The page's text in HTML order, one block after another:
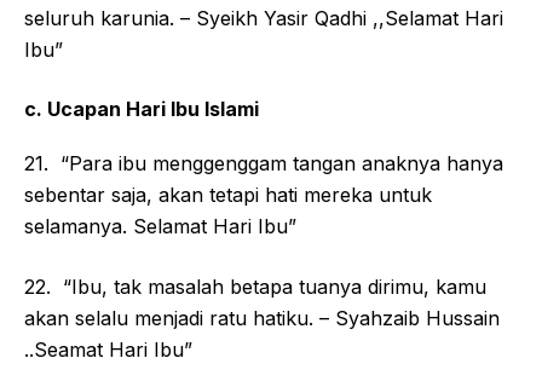
seluruh karunia. – Syeikh Yasir Qadhi ,,Selamat Hari
Ibu”
c. Ucapan Hari Ibu Islami
21. “Para ibu menggenggam tangan anaknya hanya
sebentar saja, akan tetapi hati mereka untuk
selamanya. Selamat Hari Ibu”
22. “Ibu, tak masalah betapa tuanya dirimu, kamu
akan selalu menjadi ratu hatiku. – Syahzaib Hussain
..Seamat Hari Ibu”